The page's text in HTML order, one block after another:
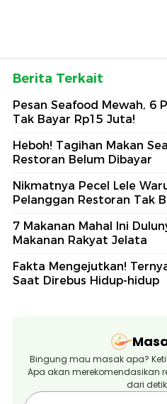
Berita Terkait
Pesan Seafood Mewah, 6
Tak Bayar Rp15 Juta!
Heboh! Tagihan Makan
Restoran Belum Dibayar
Nikmatnya Pecel Lele
Pelanggan Restoran Tak
7 Makanan Mahal Ini
Makanan Rakyat Jelata
Fakta Mengejutkan!
Saat Direbus Hidup-hidup
Bingung mau masak apa?
Apa akan merekomendasikan
dari